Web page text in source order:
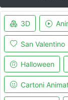
3D
San Valentino
Halloween
Cartoni